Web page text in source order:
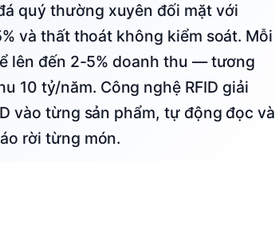
và thất thoát không kiểm soát. Mỗi
lên đến 2-5% doanh thu — tương
10 tỷ/năm. Công nghệ RFID giải
vào từng sản phẩm, tự động đọc và
rời từng món.